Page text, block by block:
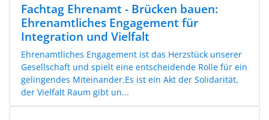
Fachtag Ehrenamt - Brücken bauen:
Ehrenamtliches Engagement für
Integration und Vielfalt
Ehrenamtliches Engagement ist das Herzstück unserer
Gesellschaft und spielt eine entscheidende Rolle für ein
gelingendes Miteinander.Es ist ein Akt der Solidarität,
der Vielfalt Raum gibt un...